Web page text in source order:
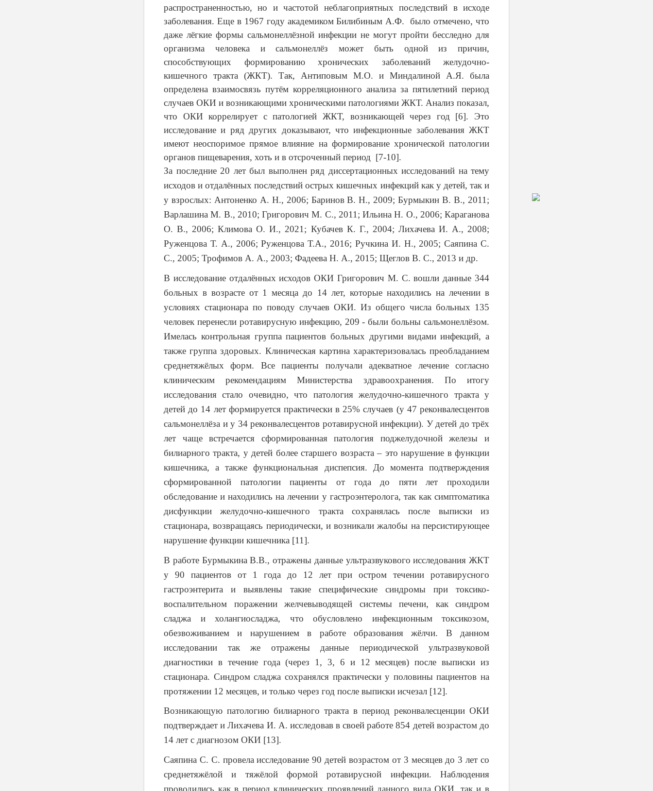
распространенностью, но и частотой неблагоприятных последствий в исходе
заболевания. Еще в 1967 году академиком Билибиным А.Ф. было отмечено, что
даже лёгкие формы сальмонеллёзной инфекции не могут пройти бесследно для
организма человека и сальмонеллёз может быть одной из причин,
способствующих формированию хронических заболеваний желудочно-
кишечного тракта (ЖКТ). Так, Антиповым М.О. и Миндалиной А.Я. была
определена взаимосвязь путём корреляционного анализа за пятилетний период
случаев ОКИ и возникающими хроническими патологиями ЖКТ. Анализ показал,
что ОКИ коррелирует с патологией ЖКТ, возникающей через год [6]. Это
исследование и ряд других доказывают, что инфекционные заболевания ЖКТ
имеют неоспоримое прямое влияние на формирование хронической патологии
органов пищеварения, хоть и в отсроченный период [7-10].
За последние 20 лет был выполнен ряд диссертационных исследований на тему
исходов и отдалённых последствий острых кишечных инфекций как у детей, так и
у взрослых: Антоненко А. Н., 2006; Баринов В. Н., 2009; Бурмыкин В. В., 2011;
Варлашина М. В., 2010; Григорович М. С., 2011; Ильина Н. О., 2006; Караганова
О. В., 2006; Климова О. И., 2021; Кубачев К. Г., 2004; Лихачева И. А., 2008;
Руженцова Т. А., 2006; Руженцова Т.А., 2016; Ручкина И. Н., 2005; Саяпина С.
С., 2005; Трофимов А. А., 2003; Фадеева Н. А., 2015; Щеглов В. С., 2013 и др.
В исследование отдалённых исходов ОКИ Григорович М. С. вошли данные 344
больных в возрасте от 1 месяца до 14 лет, которые находились на лечении в
условиях стационара по поводу случаев ОКИ. Из общего числа больных 135
человек перенесли ротавирусную инфекцию, 209 - были больны сальмонеллёзом.
Имелась контрольная группа пациентов больных другими видами инфекций, а
также группа здоровых. Клиническая картина характеризовалась преобладанием
среднетяжёлых форм. Все пациенты получали адекватное лечение согласно
клиническим рекомендациям Министерства здравоохранения. По итогу
исследования стало очевидно, что патология желудочно-кишечного тракта у
детей до 14 лет формируется практически в 25% случаев (у 47 реконвалесцентов
сальмонеллёза и у 34 реконвалесцентов ротавирусной инфекции). У детей до трёх
лет чаще встречается сформированная патология поджелудочной железы и
билиарного тракта, у детей более старшего возраста – это нарушение в функции
кишечника, а также функциональная диспепсия. До момента подтверждения
сформированной патологии пациенты от года до пяти лет проходили
обследование и находились на лечении у гастроэнтеролога, так как симптоматика
дисфункции желудочно-кишечного тракта сохранялась после выписки из
стационара, возвращаясь периодически, и возникали жалобы на персистирующее
нарушение функции кишечника [11].
В работе Бурмыкина В.В., отражены данные ультразвукового исследования ЖКТ
у 90 пациентов от 1 года до 12 лет при остром течении ротавирусного
гастроэнтерита и выявлены такие специфические синдромы при токсико-
воспалительном поражении желчевыводящей системы печени, как синдром
сладжа и холангиосладжа, что обусловлено инфекционным токсикозом,
обезвоживанием и нарушением в работе образования жёлчи. В данном
исследовании так же отражены данные периодической ультразвуковой
диагностики в течение года (через 1, 3, 6 и 12 месяцев) после выписки из
стационара. Синдром сладжа сохранялся практически у половины пациентов на
протяжении 12 месяцев, и только через год после выписки исчезал [12].
Возникающую патологию билиарного тракта в период реконвалесценции ОКИ
подтверждает и Лихачева И. А. исследовав в своей работе 854 детей возрастом до
14 лет с диагнозом ОКИ [13].
Саяпина С. С. провела исследование 90 детей возрастом от 3 месяцев до 3 лет со
среднетяжёлой и тяжёлой формой ротавирусной инфекции. Наблюдения
проводились как в период клинических проявлений данного вида ОКИ, так и в